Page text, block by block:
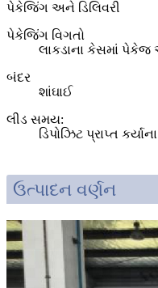
પેકેજિંગ અને ડિલિવરી
પેકેજિંગ વિગતો
લાકડાના કેસમાં
બંદર
શાંઘાઈ
લીડ સમય:
ડિપોઝિટ પ્રાપ્ત
ઉત્પાદન વર્ણન